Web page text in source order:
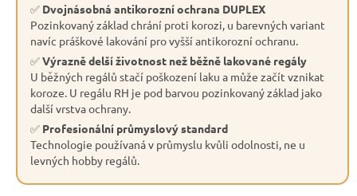
✅ Dvojnásobná antikorozní ochrana DUPLEX
Pozinkovaný základ chrání proti korozi, u barevných variant
navíc práškové lakování pro vyšší antikorozní ochranu.
✅Výrazně delší životnost než běžně lakované regály
U běžných regálů stačí poškození laku a může začít vznikat
koroze. U regálu RH je pod barvou pozinkovaný základ jako
další vrstva ochrany.
✅ Profesionální průmyslový standard
Technologie používaná v průmyslu kvůli odolnosti, ne u
levných hobby regálů.